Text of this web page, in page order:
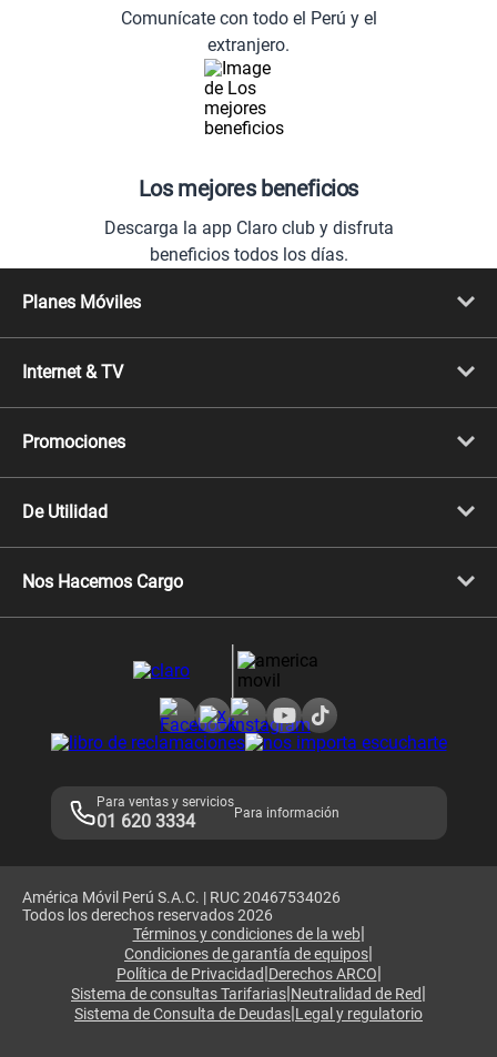
Comunícate con todo el Perú y el
extranjero.
Los mejores beneficios
Descarga la app Claro club y disfruta
beneficios todos los días.
Planes Móviles
Línea Nueva
Línea Adicional
Migración
Internet & TV
Internet + TV
Mejora tu plan
Promociones
Celulares iPhone
Celulares Samsung
Celulares Motorola
De Utilidad
Llamada por llamada
Comprobantes electrónicos
Consulta de IMEI
Nos Hacemos Cargo
Consulta de reclamos
Adquirientes iPhone 6, 6S y SE
Mensaje de Seguridad
Términos y Condiciones de Tienda Claro
Libro de Reclamaciones
Para ventas y servicios
01 620 3334 Para información
América Móvil Perú S.A.C. | RUC 20467534026
Todos los derechos reservados 2026
Términos y condiciones de la web|
Condiciones de garantía de equipos|
Política de Privacidad|Derechos ARCO|
Sistema de consultas Tarifarias|Neutralidad de Red|
Sistema de Consulta de Deudas|Legal y regulatorio